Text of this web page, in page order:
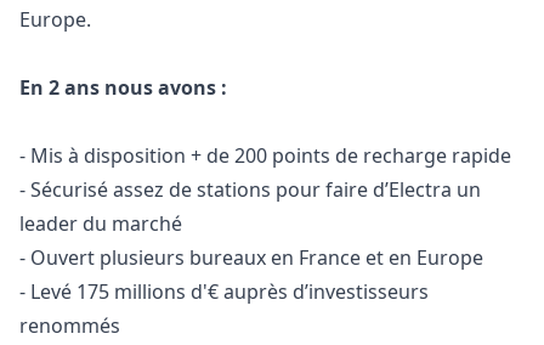
Europe.
En 2 ans nous avons :
- Mis à disposition + de 200 points de recharge rapide
- Sécurisé assez de stations pour faire d’Electra un
leader du marché
- Ouvert plusieurs bureaux en France et en Europe
- Levé 175 millions d'€ auprès d’investisseurs
renommés